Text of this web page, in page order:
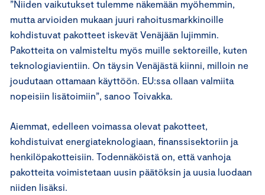
”Niiden vaikutukset tulemme näkemään myöhemmin,
mutta arvioiden mukaan juuri rahoitusmarkkinoille
kohdistuvat pakotteet iskevät Venäjään lujimmin.
Pakotteita on valmisteltu myös muille sektoreille, kuten
teknologiavientiin. On täysin Venäjästä kiinni, milloin ne
joudutaan ottamaan käyttöön. EU:ssa ollaan valmiita
nopeisiin lisätoimiin”, sanoo Toivakka.
Aiemmat, edelleen voimassa olevat pakotteet,
kohdistuivat energiateknologiaan, finanssisektoriin ja
henkilöpakotteisiin. Todennäköistä on, että vanhoja
pakotteita voimistetaan uusin päätöksin ja uusia luodaan
niiden lisäksi.